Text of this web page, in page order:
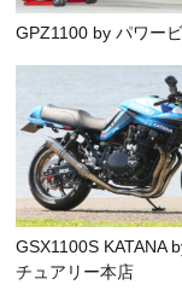
GPZ1100 by パワー
GSX1100S KATANA
チュアリー本店